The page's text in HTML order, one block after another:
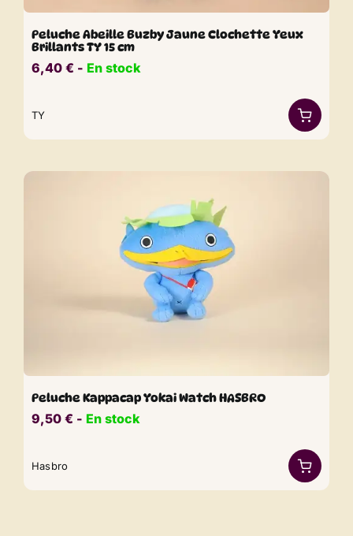
Peluche Abeille Buzby Jaune Clochette Yeux
Brillants TY 15 cm
6,40 € ​​ - En stock
TY
Peluche Kappacap Yokai Watch HASBRO
9,50 € ​​ - En stock
Hasbro